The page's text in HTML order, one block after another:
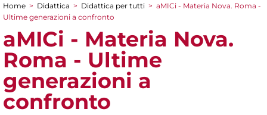
Tu sei qui
Home > Didattica > Didattica per tutti > aMICi - Materia Nova. Roma -
Ultime generazioni a confronto
aMICi - Materia Nova.
Roma - Ultime
generazioni a
confronto